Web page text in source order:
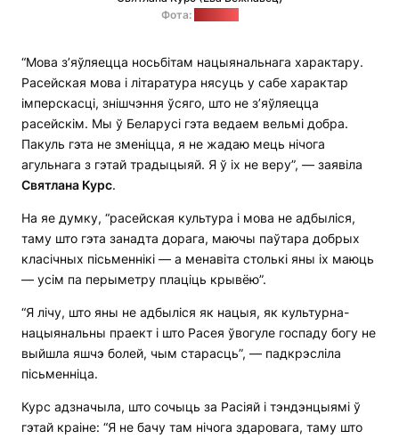
Фота:
“Мова з’яўляецца носьбітам нацыянальнага характару.
Расейская мова і літаратура нясуць у сабе характар
імперскасці, знішчэння ўсяго, што не з’яўляецца
расейскім. Мы ў Беларусі гэта ведаем вельмі добра.
Пакуль гэта не зменіцца, я не жадаю мець нічога
агульнага з гэтай традыцыяй. Я ў іх не веру”, — заявіла
Святлана Курс.
На яе думку, “расейская культура і мова не адбыліся,
таму што гэта занадта дорага, маючы паўтара добрых
класічных пісьменнікі — а менавіта столькі яны іх маюць
— усім па перыметру плаціць крывёю”.
“Я лічу, што яны не адбыліся як нацыя, як культурна-
нацыянальны праект і што Расея ўвогуле госпаду богу не
выйшла яшчэ болей, чым старасць”, — падкрэсліла
пісьменніца.
Курс адзначыла, што сочыць за Расіяй і тэндэнцыямі ў
гэтай краіне: “Я не бачу там нічога здаровага, таму што